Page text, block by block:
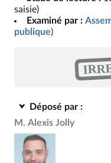
saisie)
Examiné par :
publique)
Déposé par :
M. Alexis Jolly